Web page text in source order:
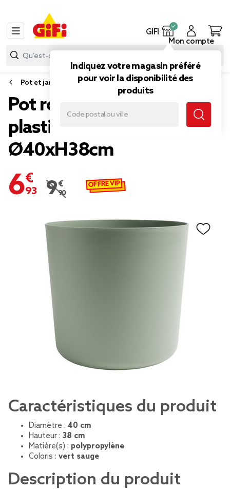
GIFI
Indiquez votre magasin préféré
pour voir la disponibilité des
produits
Mon compte
Pot et jardinière
Pot rond cylindrique
plastique vert sauge
Ø40xH38cm
6,93 €
Prix remisé de 9,90 € à 6,93 €
9,90 € OFFRE VIP
Caractéristiques du produit
Diamètre : 40 cm
Hauteur : 38 cm
Matière(s) : polypropylène
Coloris : vert sauge
Description du produit